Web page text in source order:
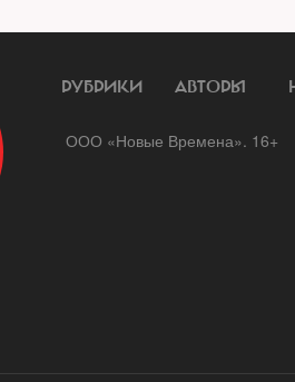
РУБРИКИ АВТОРЫ
ООО «Новые Времена». 16+